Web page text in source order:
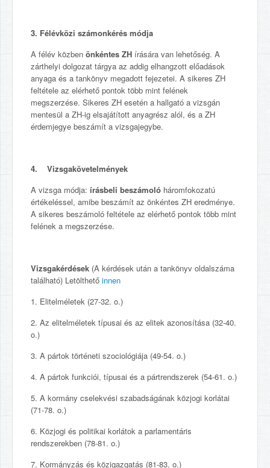
3. Félévközi számonkérés módja
A félév közben önkéntes ZH írására van lehetőség. A
zárthelyi dolgozat tárgya az addig elhangzott előadások
anyaga és a tankönyv megadott fejezetei. A sikeres ZH
feltétele az elérhető pontok több mint felének
megszerzése. Sikeres ZH esetén a hallgató a vizsgán
mentesül a ZH-ig elsajátított anyagrész alól, és a ZH
érdemjegye beszámít a vizsgajegybe.
4. Vizsgakövetelmények
A vizsga módja: írásbeli beszámoló háromfokozatú
értékeléssel, amibe beszámít az önkéntes ZH eredménye.
A sikeres beszámoló feltétele az elérhető pontok több mint
felének a megszerzése.
Vizsgakérdések (A kérdések után a tankönyv oldalszáma
található) Letölthető innen
1. Elitelméletek (27-32. o.)
2. Az elitelméletek típusai és az elitek azonosítása (32-40.
o.)
3. A pártok történeti szociológiája (49-54. o.)
4. A pártok funkciói, típusai és a pártrendszerek (54-61. o.)
5. A kormány cselekvési szabadságának közjogi korlátai
(71-78. o.)
6. Közjogi és politikai korlátok a parlamentáris
rendszerekben (78-81. o.)
7. Kormányzás és közigazgatás (81-83. o.)